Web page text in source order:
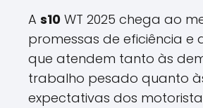
A s10 WT 2025 chega ao
promessas de eficiência e
que atendem tanto às
trabalho pesado quanto
expectativas dos